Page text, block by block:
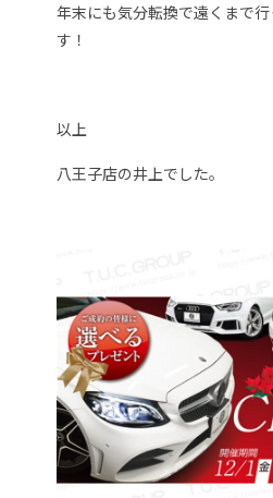
年末にも気分転換で遠くまで
す！
以上
八王子店の井上でした。